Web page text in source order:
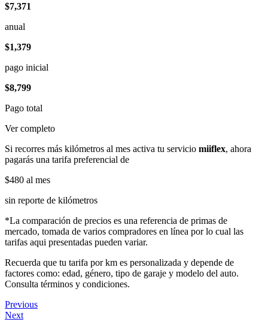
$7,371
anual
$1,379
pago inicial
$8,799
Pago total
Ver completo
Si recorres más kilómetros al mes activa tu servicio miiflex, ahora
pagarás una tarifa preferencial de
$480 al mes
sin reporte de kilómetros
*La comparación de precios es una referencia de primas de
mercado, tomada de varios compradores en línea por lo cual las
tarifas aqui presentadas pueden variar.
Recuerda que tu tarifa por km es personalizada y depende de
factores como: edad, género, tipo de garaje y modelo del auto.
Consulta términos y condiciones.
Previous
Next